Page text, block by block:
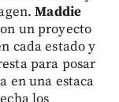
Maddie
un proyecto
cada estado y
para posar
en una estaca
los